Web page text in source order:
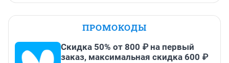
ПРОМОКОДЫ
Скидка 50% от 800 ₽ на первый
заказ, максимальная скидка 600 ₽